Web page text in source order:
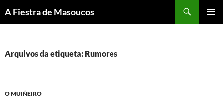
aoA Fiestra de Masoucos
Arquivos da etiqueta: Rumores
O MUIÑEIRO